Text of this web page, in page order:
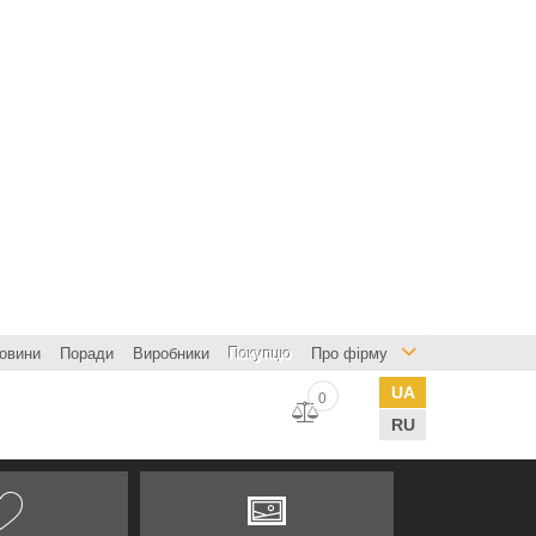
Поради Виробники Покупцю Про фірму
UA
RU
0